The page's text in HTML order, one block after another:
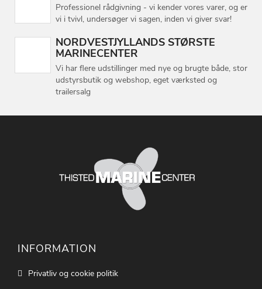
Professionel rådgivning - vi kender vores varer, og er
vi i tvivl, undersøger vi sagen, inden vi giver svar!
NORDVESTJYLLANDS STØRSTE
MARINECENTER
Vi har flere udstillinger med nye og brugte både, stor
udstyrsbutik og webshop, eget værksted og
trailersalg
INFORMATION
Privatliv og cookie politik